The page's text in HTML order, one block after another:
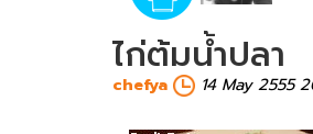
ไก่ต้มน้ำปลา
chefya 14 May 2555